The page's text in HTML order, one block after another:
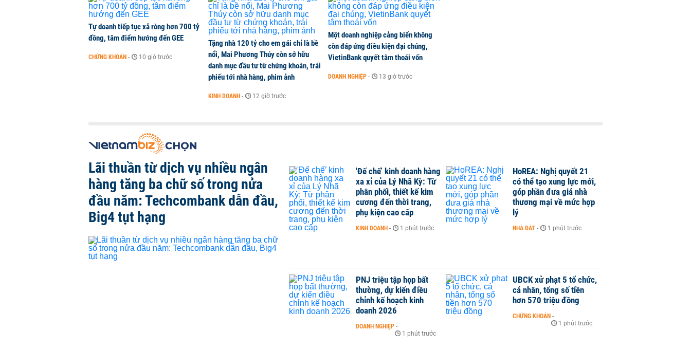
Tự doanh tiếp tục xả ròng hơn 700 tỷ
đồng, tâm điểm hướng đến GEE
CHỨNG KHOÁN - 10 giờ trước
Tặng nhà 120 tỷ cho em gái chỉ là bề
nổi, Mai Phương Thúy còn sở hữu
danh mục đầu tư từ chứng khoán, trái
phiếu tới nhà hàng, phim ảnh
KINH DOANH - 12 giờ trước
Một doanh nghiệp cảng biển không
còn đáp ứng điều kiện đại chúng,
VietinBank quyết tâm thoái vốn
DOANH NGHIỆP - 13 giờ trước
Lãi thuần từ dịch vụ nhiều ngân
hàng tăng ba chữ số trong nửa
đầu năm: Techcombank dẫn đầu,
Big4 tụt hạng
'Đế chế’ kinh doanh hàng
xa xỉ của Lý Nhã Kỳ: Từ
phân phối, thiết kế kim
cương đến thời trang,
phụ kiện cao cấp
KINH DOANH - 1 phút trước
HoREA: Nghị quyết 21
có thể tạo xung lực mới,
góp phần đưa giá nhà
thương mại về mức hợp
lý
NHÀ ĐẤT - 1 phút trước
PNJ triệu tập họp bất
thường, dự kiến điều
chỉnh kế hoạch kinh
doanh 2026
DOANH NGHIỆP -
1 phút trước
UBCK xử phạt 5 tổ chức,
cá nhân, tổng số tiền
hơn 570 triệu đồng
CHỨNG KHOÁN -
1 phút trước